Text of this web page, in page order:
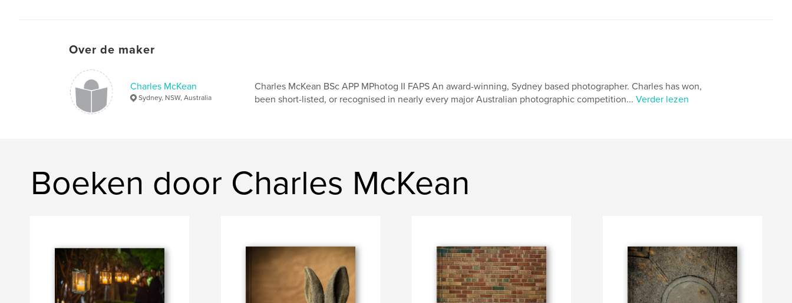
Over de maker
Charles McKean
Sydney, NSW, Australia
Charles McKean BSc APP MPhotog II FAPS An award-winning, Sydney based photographer. Charles has won,
been short-listed, or recognised in nearly every major Australian photographic competition... Verder lezen
Boeken door Charles McKean